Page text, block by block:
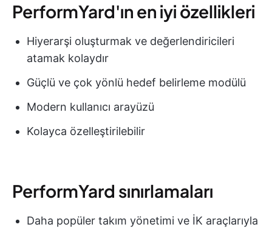
PerformYard'ın en iyi özellikleri
Hiyerarşi oluşturmak ve değerlendiricileri
atamak kolaydır
Güçlü ve çok yönlü hedef belirleme modülü
Modern kullanıcı arayüzü
Kolayca özelleştirilebilir
PerformYard sınırlamaları
Daha popüler takım yönetimi ve İK araçlarıyla